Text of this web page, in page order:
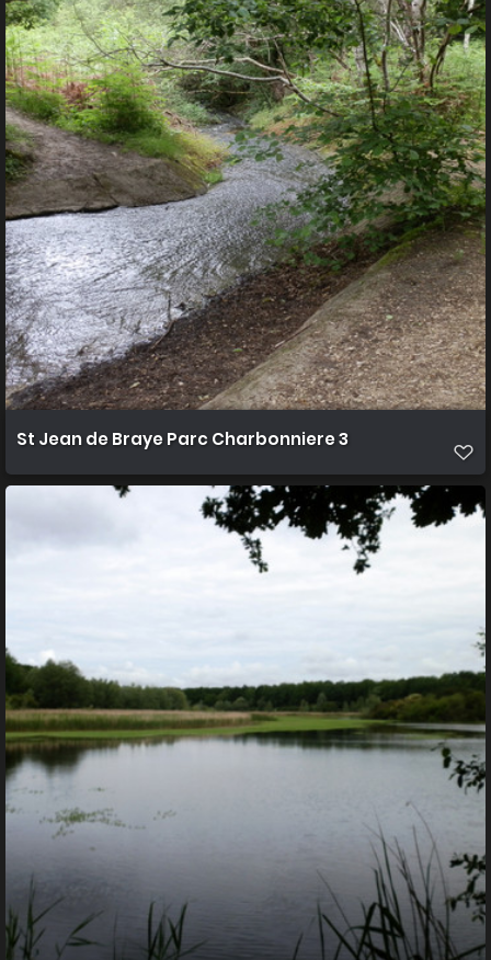
St Jean de Braye Parc Charbonniere 3